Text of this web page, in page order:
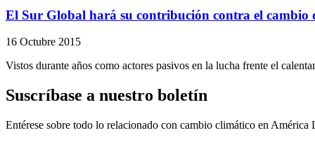
El Sur Global hará su contribución contra el cambio
16 Octubre 2015
Vistos durante años como actores pasivos en la lucha frente el
Suscríbase a nuestro boletín
Entérese sobre todo lo relacionado con cambio climático en América